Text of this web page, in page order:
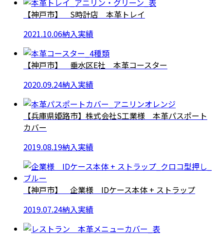
【神戸市】 S時計店 本革トレイ
2021.10.06納入実績
【神戸市】 垂水区E社 本革コースター
2020.09.24納入実績
【兵庫県姫路市】株式会社S工業様 本革パスポート
カバー
2019.08.19納入実績
【神戸市】 企業様 IDケース本体 + ストラップ
2019.07.24納入実績